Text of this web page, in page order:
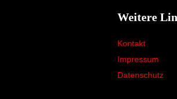
Weitere
Kontakt
Impressum
Datenschutz